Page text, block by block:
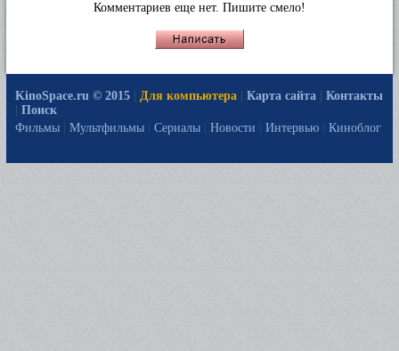
Комментариев еще нет. Пишите смело!
KinoSpace.ru © 2015 Для компьютера Карта сайта
Контакты
Поиск
Фильмы
Мультфильмы Сериалы Новости Интервью Киноблог